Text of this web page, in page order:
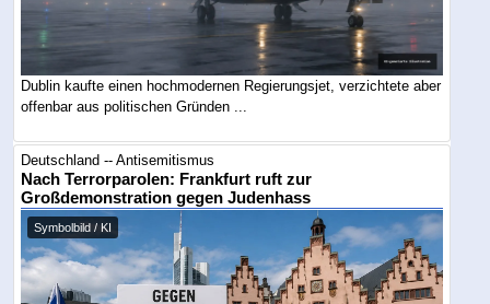
Dublin kaufte einen hochmodernen Regierungsjet, verzichtete aber
offenbar aus politischen Gründen ...
Deutschland -- Antisemitismus
Nach Terrorparolen: Frankfurt ruft zur
Großdemonstration gegen Judenhass
Symbolbild / KI